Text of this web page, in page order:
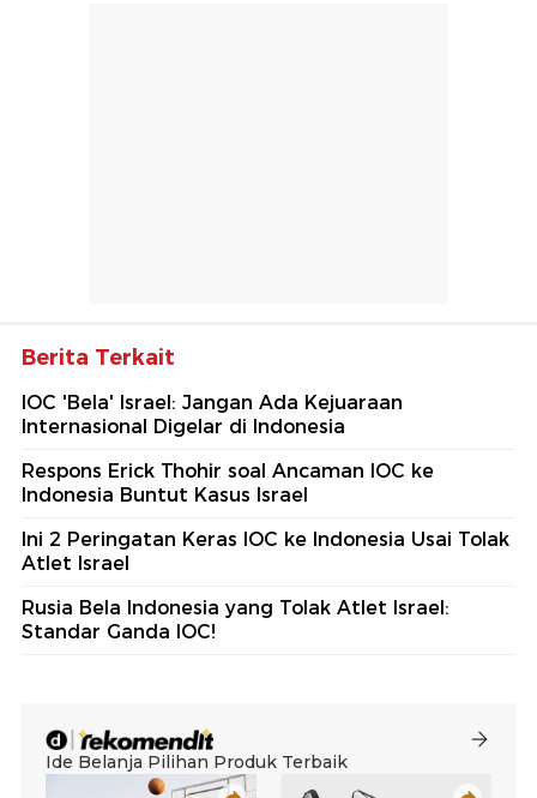
Berita Terkait
IOC 'Bela' Israel: Jangan Ada Kejuaraan
Internasional Digelar di Indonesia
Respons Erick Thohir soal Ancaman IOC ke
Indonesia Buntut Kasus Israel
Ini 2 Peringatan Keras IOC ke Indonesia Usai Tolak
Atlet Israel
Rusia Bela Indonesia yang Tolak Atlet Israel:
Standar Ganda IOC!